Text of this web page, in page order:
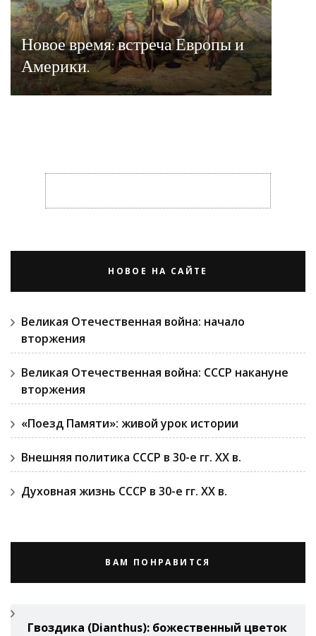
Новое время: встреча Европы и
Америки.
НОВОЕ НА САЙТЕ
Великая Отечественная война: начало
вторжения
Великая Отечественная война: СССР накануне
вторжения
«Поезд Памяти»: живой урок истории
Внешняя политика СССР в 30-е гг. ХХ в.
Духовная жизнь СССР в 30-е гг. ХХ в.
ВАМ ПОНРАВИТСЯ
Гвоздикa (Di­anthus): божественный цветок